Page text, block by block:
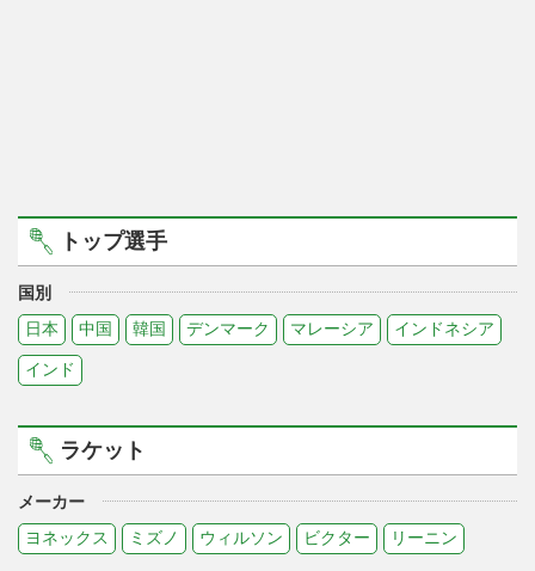
トップ選手
国別
日本
中国 韓国 デンマーク マレーシア インドネシア
インド
ラケット
メーカー
ヨネックス
ミズノ ウィルソン ビクター リーニン